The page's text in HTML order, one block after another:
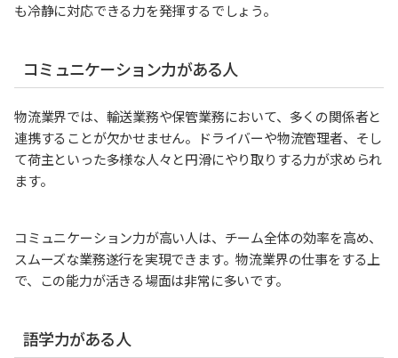
も冷静に対応できる力を発揮するでしょう。
コミュニケーション力がある人
物流業界では、輸送業務や保管業務において、多くの関係者と
連携することが欠かせません。ドライバーや物流管理者、そし
て荷主といった多様な人々と円滑にやり取りする力が求められ
ます。
コミュニケーション力が高い人は、チーム全体の効率を高め、
スムーズな業務遂行を実現できます。物流業界の仕事をする上
で、この能力が活きる場面は非常に多いです。
語学力がある人